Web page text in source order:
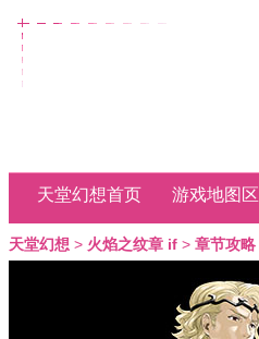
天堂幻想首页 游戏地图区
天堂幻想 > 火焰之纹章 if > 章节攻略